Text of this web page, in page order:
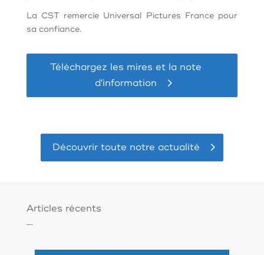
La CST remercie Universal Pictures France pour
sa confiance.
Téléchargez les mires et la note
d'information
Découvrir toute notre actualité
Articles récents